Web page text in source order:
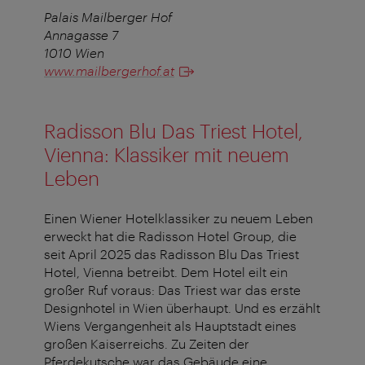
Palais Mailberger Hof
Annagasse 7
1010 Wien
www.mailbergerhof.at
Radisson Blu Das Triest Hotel,
Vienna: Klassiker mit neuem
Leben
Einen Wiener Hotelklassiker zu neuem Leben
erweckt hat die Radisson Hotel Group, die
seit April 2025 das Radisson Blu Das Triest
Hotel, Vienna betreibt. Dem Hotel eilt ein
großer Ruf voraus: Das Triest war das erste
Designhotel in Wien überhaupt. Und es erzählt
Wiens Vergangenheit als Hauptstadt eines
großen Kaiserreichs. Zu Zeiten der
Pferdekutsche war das Gebäude eine